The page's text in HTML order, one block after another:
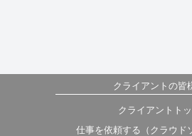
クライアントの皆
クライアントト
仕事を依頼する（クラウド